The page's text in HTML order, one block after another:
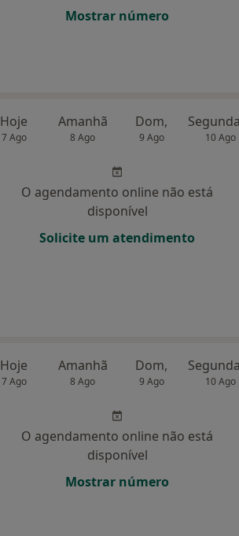
Mostrar número
Hoje
7 Ago
Amanhã
8 Ago
Dom,
9 Ago 10 Ago
O agendamento online não está
disponível
Solicite um atendimento
Hoje
7 Ago
Amanhã
8 Ago
Dom,
9 Ago 10 Ago
O agendamento online não está
disponível
Mostrar número